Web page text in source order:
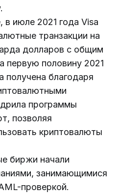
в июле 2021 года Visa
транзакции на
долларов с общим
первую половину 2021
получена благодаря
программы
позволяя
криптовалюты
биржи начали
занимающимися
проверкой.